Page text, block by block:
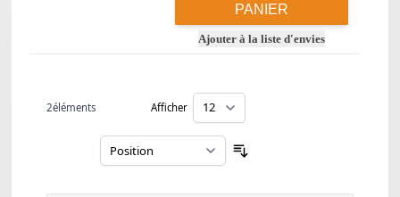
PANIER
Ajouter à la liste d'envies
2éléments Afficher
par page
Trier par